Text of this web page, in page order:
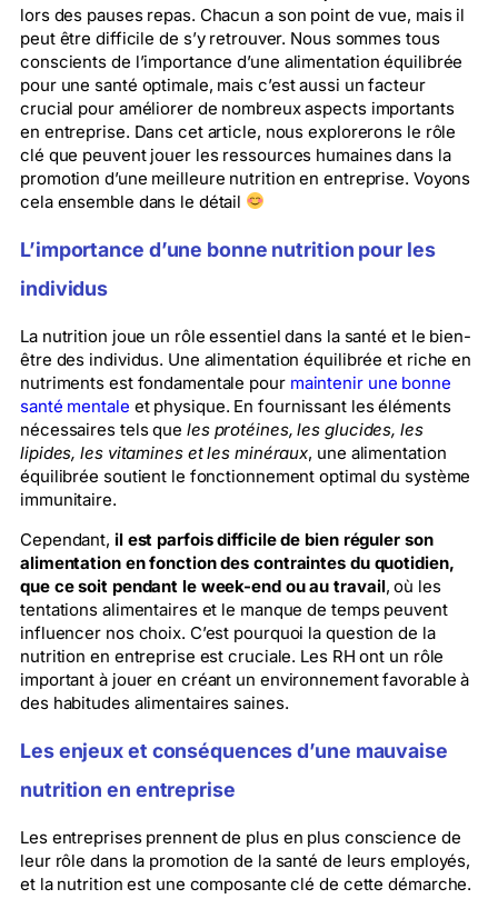
lors des pauses repas. Chacun a son point de vue, mais il
peut être difficile de s’y retrouver. Nous sommes tous
conscients de l’importance d’une alimentation équilibrée
pour une santé optimale, mais c’est aussi un facteur
crucial pour améliorer de nombreux aspects importants
en entreprise. Dans cet article, nous explorerons le rôle
clé que peuvent jouer les ressources humaines dans la
promotion d’une meilleure nutrition en entreprise. Voyons
cela ensemble dans le détail
L’importance d’une bonne nutrition pour les
individus
La nutrition joue un rôle essentiel dans la santé et le bien-
être des individus. Une alimentation équilibrée et riche en
nutriments est fondamentale pour maintenir une bonne
santé mentale et physique. En fournissant les éléments
nécessaires tels que les protéines, les glucides, les
lipides, les vitamines et les minéraux, une alimentation
équilibrée soutient le fonctionnement optimal du système
immunitaire.
Cependant, il est parfois difficile de bien réguler son
alimentation en fonction des contraintes du quotidien,
que ce soit pendant le week-end ou au travail, où les
tentations alimentaires et le manque de temps peuvent
influencer nos choix. C’est pourquoi la question de la
nutrition en entreprise est cruciale. Les RH ont un rôle
important à jouer en créant un environnement favorable à
des habitudes alimentaires saines.
Les enjeux et conséquences d’une mauvaise
nutrition en entreprise
Les entreprises prennent de plus en plus conscience de
leur rôle dans la promotion de la santé de leurs employés,
et la nutrition est une composante clé de cette démarche.